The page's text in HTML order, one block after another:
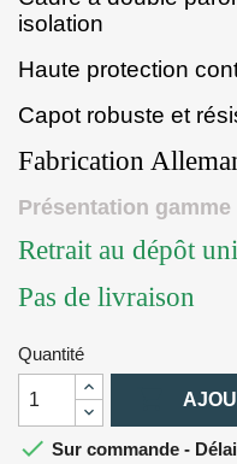
isolation
Haute protection
Capot robuste et
Fabrication
Présentation
Retrait au dépôt
Pas de livraison
Quantité
 Sur commande -